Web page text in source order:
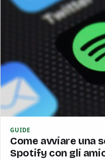
GUIDE
Come avviare una
Spotify con gli